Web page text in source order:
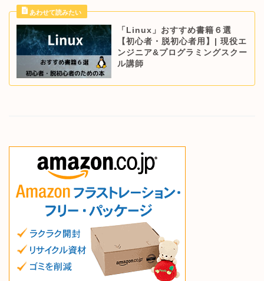
「Linux」おすすめ書籍６選
【初心者・脱初心者用】| 現役エ
ンジニア&プログラミングスクー
ル講師